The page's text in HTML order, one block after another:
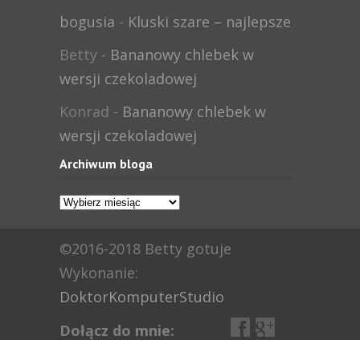
bogusia - Kluski szare – najlepsze
Betty - Bananowy chlebek w
wersji czekoladowej
Konrad - Bananowy chlebek w
wersji czekoladowej
Archiwum bloga
Archiwum
©2016-2018 Betty gotuje
Wykonanie:
DoktorKomputerStudio
Dołącz do mnie: